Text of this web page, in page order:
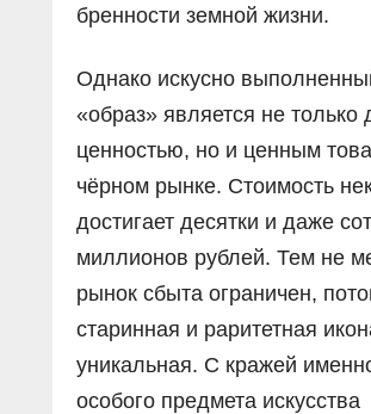
бренности земной жизни.
Однако искусно
«образ» является не только
ценностью, но и ценным
чёрном рынке. Стоимость
достигает десятки и даже
миллионов рублей. Тем не
рынок сбыта ограничен,
старинная и раритетная
уникальная. С кражей
особого предмета искусства